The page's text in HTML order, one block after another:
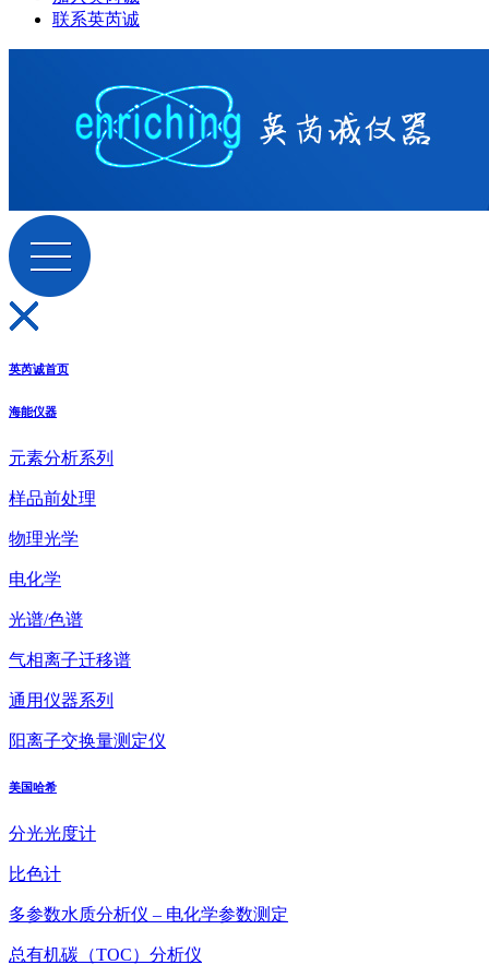
联系英芮诚
英芮诚首页
海能仪器
元素分析系列
样品前处理
物理光学
电化学
光谱/色谱
气相离子迁移谱
通用仪器系列
阳离子交换量测定仪
美国哈希
分光光度计
比色计
多参数水质分析仪 – 电化学参数测定
总有机碳（TOC）分析仪